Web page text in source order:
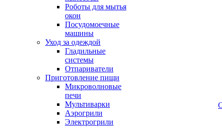
Роботы для мытья
окон
Посудомоечные
машины
Уход за одеждой
Гладильные
системы
Отпариватели
Приготовление пищи
Микроволновые
печи
Мультиварки
Аэрогрили
Электрогрили